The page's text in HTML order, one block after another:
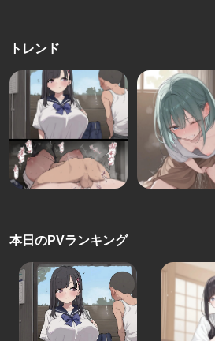
トレンド
本日のPVランキング